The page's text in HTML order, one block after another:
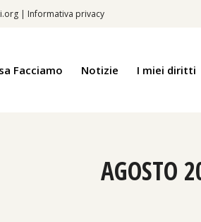
| Informativa privacy
Facciamo Notizie I miei diritti
AGOSTO